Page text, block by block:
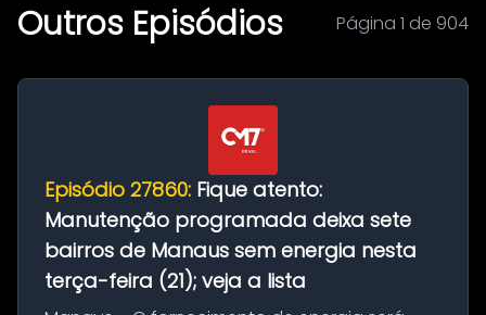
Outros Episódios Página 1 de 904
Episódio 27860: Fique atento:
Manutenção programada deixa sete
bairros de Manaus sem energia nesta
terça-feira (21); veja a lista